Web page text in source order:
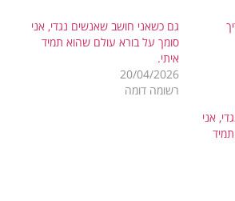
גם כשאני חושב שאנשים נגדי, אני
סומך על בורא עולם שהוא תמיד
איתי.
20/04/2026
רשומה דומה
אני